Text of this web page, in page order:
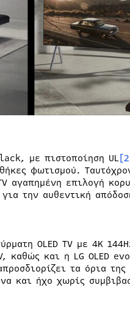
με πιστοποίηση UL
φωτισμού.
αγαπημένη επιλογή
την αυθεντική
OLED TV με 4K
καθώς και η LG OLED
τα όρια
και ήχο χωρίς